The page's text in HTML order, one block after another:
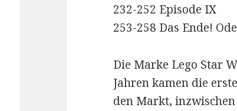
232-252 Episode IX
253-258 Das Ende!
Die Marke Lego Star
Jahren kamen die
den Markt,